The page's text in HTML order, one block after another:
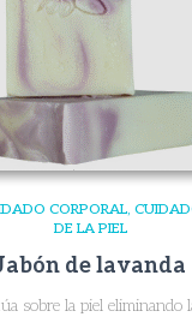
CORPORAL
DE LA PIEL
de lavanda
sobre la piel eliminando